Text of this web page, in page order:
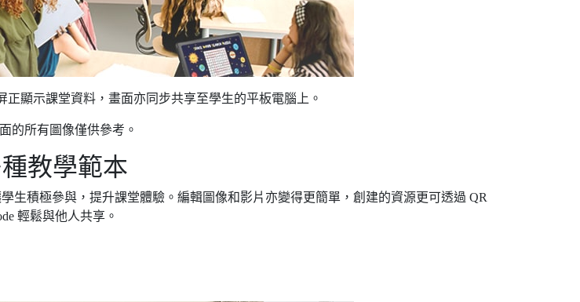
顯示課堂資料，畫面亦同步共享至學生的平板電腦上。
的所有圖像僅供參考。
教學範本
生積極參與，提升課堂體驗。編輯圖像和影片亦變得更簡單，創建的資源更可透過 QR
輕鬆與他人共享。